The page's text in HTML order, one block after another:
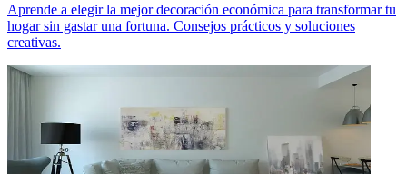
Aprende a elegir la mejor decoración económica para transformar tu
hogar sin gastar una fortuna. Consejos prácticos y soluciones
creativas.